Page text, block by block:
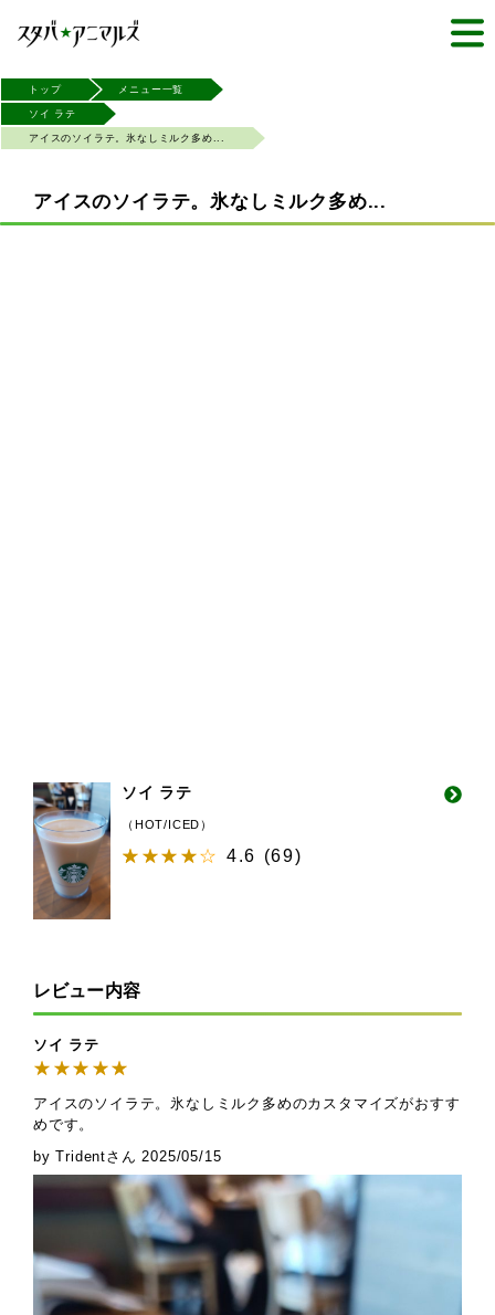
トップ メニュー一覧
ソイ ラテ
アイスのソイラテ。氷なしミルク多め...
アイスのソイラテ。氷なしミルク多め...
ソイ ラテ
（HOT/ICED）
4.6 (69)
レビュー内容
ソイ ラテ
アイスのソイラテ。氷なしミルク多めのカスタマイズがおすす
めです。
by Tridentさん 2025/05/15